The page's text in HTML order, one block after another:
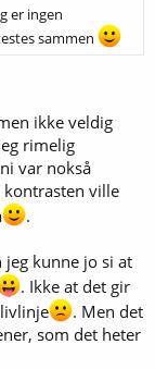
er ingen
sammen
ikke veldig
rimelig
var nokså
kontrasten ville
.
jeg kunne jo si at
. Ikke at det gir
. Men det
som det heter